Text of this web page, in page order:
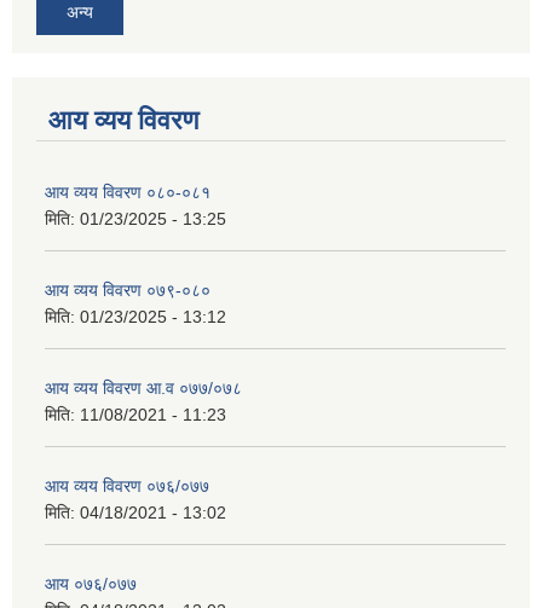
अन्य
आय व्यय विवरण
आय व्यय विवरण ०८०-०८१
मिति: 01/23/2025 - 13:25
आय व्यय विवरण ०७९-०८०
मिति: 01/23/2025 - 13:12
आय व्यय विवरण आ.व ०७७/०७८
मिति: 11/08/2021 - 11:23
आय व्यय विवरण ०७६/०७७
मिति: 04/18/2021 - 13:02
आय ०७६/०७७